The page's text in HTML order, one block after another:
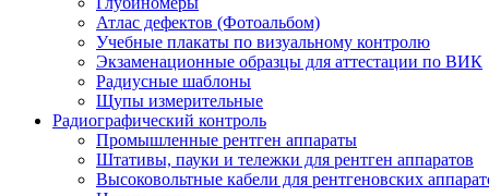
Атлас дефектов (Фотоальбом)
Учебные плакаты по визуальному контролю
Экзаменационные образцы для аттестации по ВИК
Радиусные шаблоны
Щупы измерительные
Радиографический контроль
Промышленные рентген аппараты
Штативы, пауки и тележки для рентген аппаратов
Высоковольтные кабели для рентгеновских